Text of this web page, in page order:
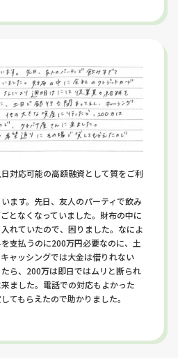
日対応可能の高額融資として質をご利
ます。先日、友人のパーティで飲み
となくなっていました。財布の中に
れていたので、困りました。なによ
支払うのに200万円必要なのに、土
ャッシングでは大金は借りれない
ら、200万は即日ではムリと断られ
ました。電話での対応もよかった
てもらえたので助かりました。